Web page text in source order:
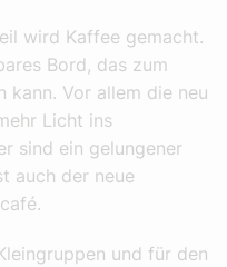
wird Kaffee gemacht.
Bord, das zum
kann. Vor allem die neu
Licht ins
sind ein gelungener
auch der neue
und für den